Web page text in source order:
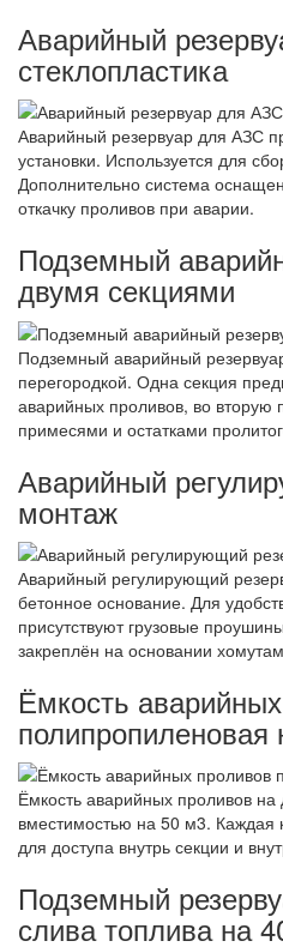
Аварийный
стеклопластика
Аварийный резервуар для АЗС
установки. Используется для
Дополнительно система
откачку проливов при аварии.
Подземный
двумя секциями
Подземный аварийный
перегородкой. Одна секция
аварийных проливов, во вторую
примесями и остатками
Аварийный
монтаж
Аварийный регулирующий
бетонное основание. Для
присутствуют грузовые
закреплён на основании
Ёмкость
полипропиленовая
Ёмкость аварийных проливов
вместимостью на 50 м3. Каждая
для доступа внутрь секции и
Подземный
слива топлива на